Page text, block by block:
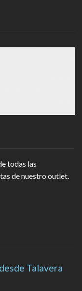
todas las
de nuestro outlet.
Talavera